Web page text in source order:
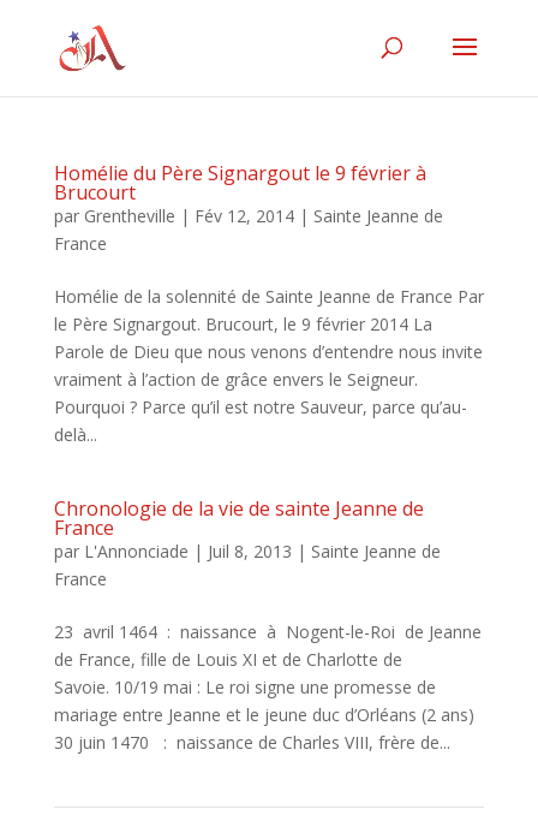
Homélie du Père Signargout le 9 février à
Brucourt
par Grentheville | Fév 12, 2014| Sainte Jeanne de
France
Homélie de la solennité de Sainte Jeanne de France Par
le Père Signargout. Brucourt, le 9 février 2014 La
Parole de Dieu que nous venons d’entendre nous invite
vraiment à l’action de grâce envers le Seigneur.
Pourquoi ? Parce qu’il est notre Sauveur, parce qu’au-
delà...
Chronologie de la vie de sainte Jeanne de
France
par L'Annonciade | Juil 8, 2013 | Sainte Jeanne de
France
23 avril 1464 : naissance à Nogent-le-Roi de Jeanne
de France, fille de Louis XI et de Charlotte de
Savoie. 10/19 mai : Le roi signe une promesse de
mariage entre Jeanne et le jeune duc d’Orléans (2 ans)
30 juin 1470 : naissance de Charles VIII, frère de...